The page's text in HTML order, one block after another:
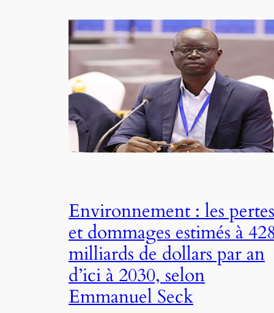
Environnement : les pertes
et dommages estimés à
milliards de dollars par an
d’ici à 2030, selon
Emmanuel Seck